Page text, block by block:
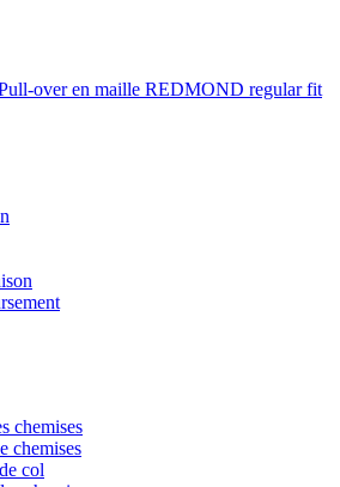
over en maille REDMOND regular fit
chemises
chemises
col